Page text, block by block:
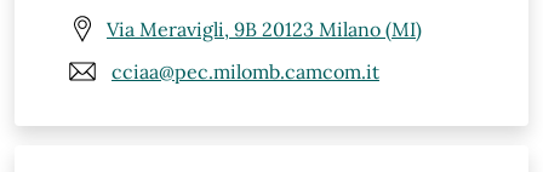
Via Meravigli, 9B 20123 Milano (MI)
cciaa@pec.milomb.camcom.it